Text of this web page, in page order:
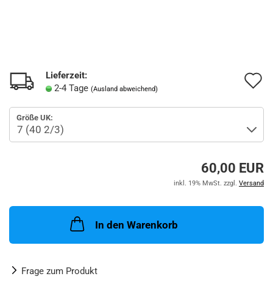
Lieferzeit:
2-4 Tage (Ausland abweichend)
Größe UK:
60,00 EUR
inkl. 19% MwSt. zzgl. Versand
In den Warenkorb
Frage zum Produkt